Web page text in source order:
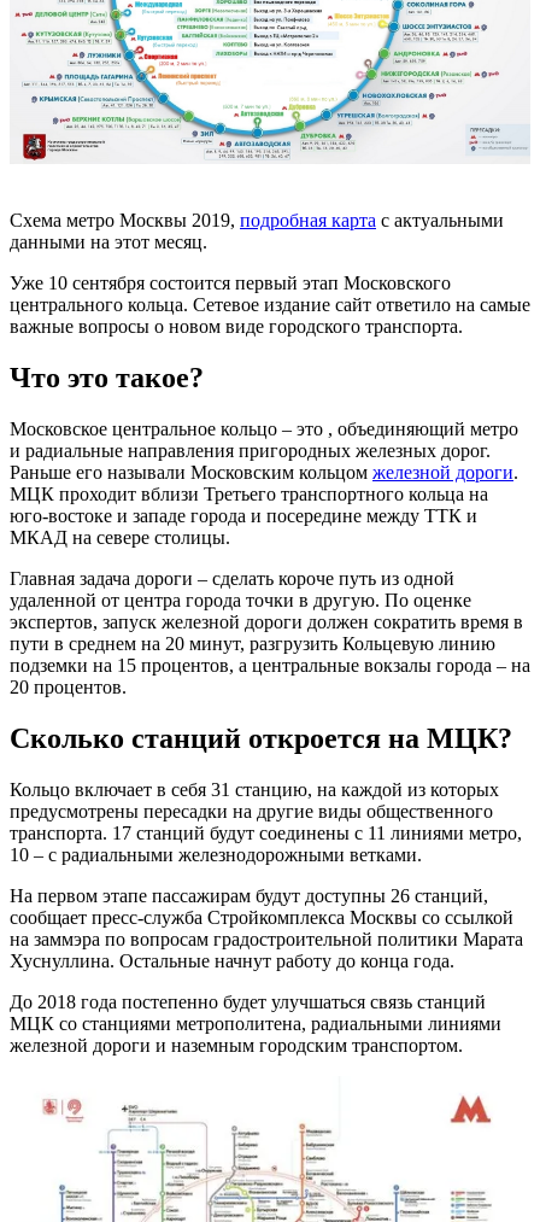
Схема метро Москвы 2019, подробная карта с актуальными
данными на этот месяц.
Уже 10 сентября состоится первый этап Московского
центрального кольца. Сетевое издание сайт ответило на самые
важные вопросы о новом виде городского транспорта.
Что это такое?
Московское центральное кольцо – это , объединяющий метро
и радиальные направления пригородных железных дорог.
Раньше его называли Московским кольцом железной дороги.
МЦК проходит вблизи Третьего транспортного кольца на
юго-востоке и западе города и посередине между ТТК и
МКАД на севере столицы.
Главная задача дороги – сделать короче путь из одной
удаленной от центра города точки в другую. По оценке
экспертов, запуск железной дороги должен сократить время в
пути в среднем на 20 минут, разгрузить Кольцевую линию
подземки на 15 процентов, а центральные вокзалы города – на
20 процентов.
Сколько станций откроется на МЦК?
Кольцо включает в себя 31 станцию, на каждой из которых
предусмотрены пересадки на другие виды общественного
транспорта. 17 станций будут соединены с 11 линиями метро,
10 – с радиальными железнодорожными ветками.
На первом этапе пассажирам будут доступны 26 станций,
сообщает пресс-служба Стройкомплекса Москвы со ссылкой
на заммэра по вопросам градостроительной политики Марата
Хуснуллина. Остальные начнут работу до конца года.
До 2018 года постепенно будет улучшаться связь станций
МЦК со станциями метрополитена, радиальными линиями
железной дороги и наземным городским транспортом.